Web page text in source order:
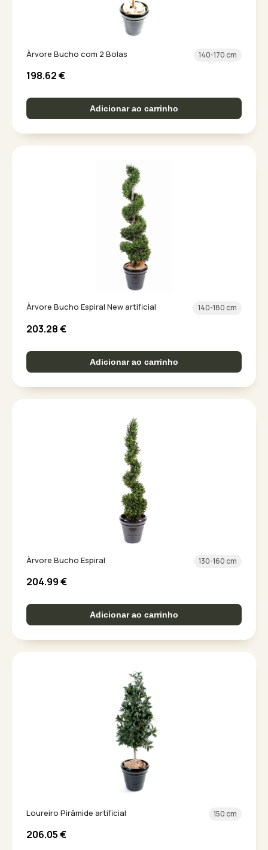
Àrvore Bucho com 2 Bolas 140-170 cm
198.62€
Adicionar ao carrinho
Àrvore Bucho Espiral New artificial 140-180 cm
203.28€
Adicionar ao carrinho
Àrvore Bucho Espiral 130-160 cm
204.99€
Adicionar ao carrinho
Loureiro Pirâmide artificial 150 cm
206.05€